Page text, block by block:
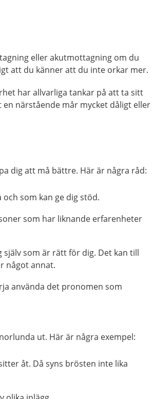
eller akutmottagning om du
att du känner att du inte orkar mer.
har allvarliga tankar på att ta sitt
närstående mår mycket dåligt eller
dig att må bättre. Här är några råd:
som kan ge dig stöd.
som har liknande erfarenheter
som är rätt för dig. Det kan till
något annat.
använda det pronomen som
ut. Här är några exempel:
åt. Då syns brösten inte lika